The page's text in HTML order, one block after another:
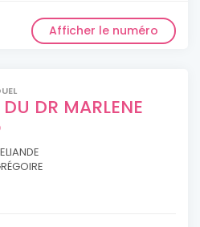
Afficher le numéro
DR MARLENE